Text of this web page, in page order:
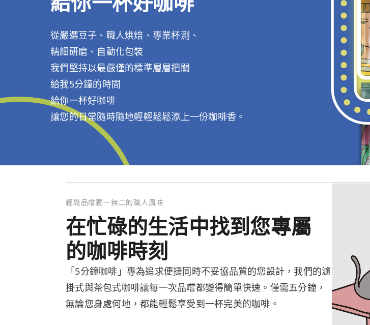
從嚴選豆子、職人烘焙、專業杯測、
精細研磨、自動化包裝
我們堅持以最嚴僅的標準層層把關
給我5分鐘的時間
給你一杯好咖啡
讓您的日常隨時隨地輕輕鬆鬆添上一份咖啡香。
輕鬆品嚐獨一無二的職人風味
在忙碌的生活中找到您專屬
的咖啡時刻
「5分鐘咖啡」專為追求便捷同時不妥協品質的您設計，我們的濾
掛式與茶包式咖啡讓每一次品嚐都變得簡單快速。僅需五分鐘，
無論您身處何地，都能輕鬆享受到一杯完美的咖啡。